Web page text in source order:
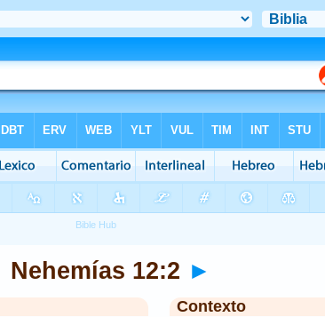
Nehemías 12:2 ►
Contexto